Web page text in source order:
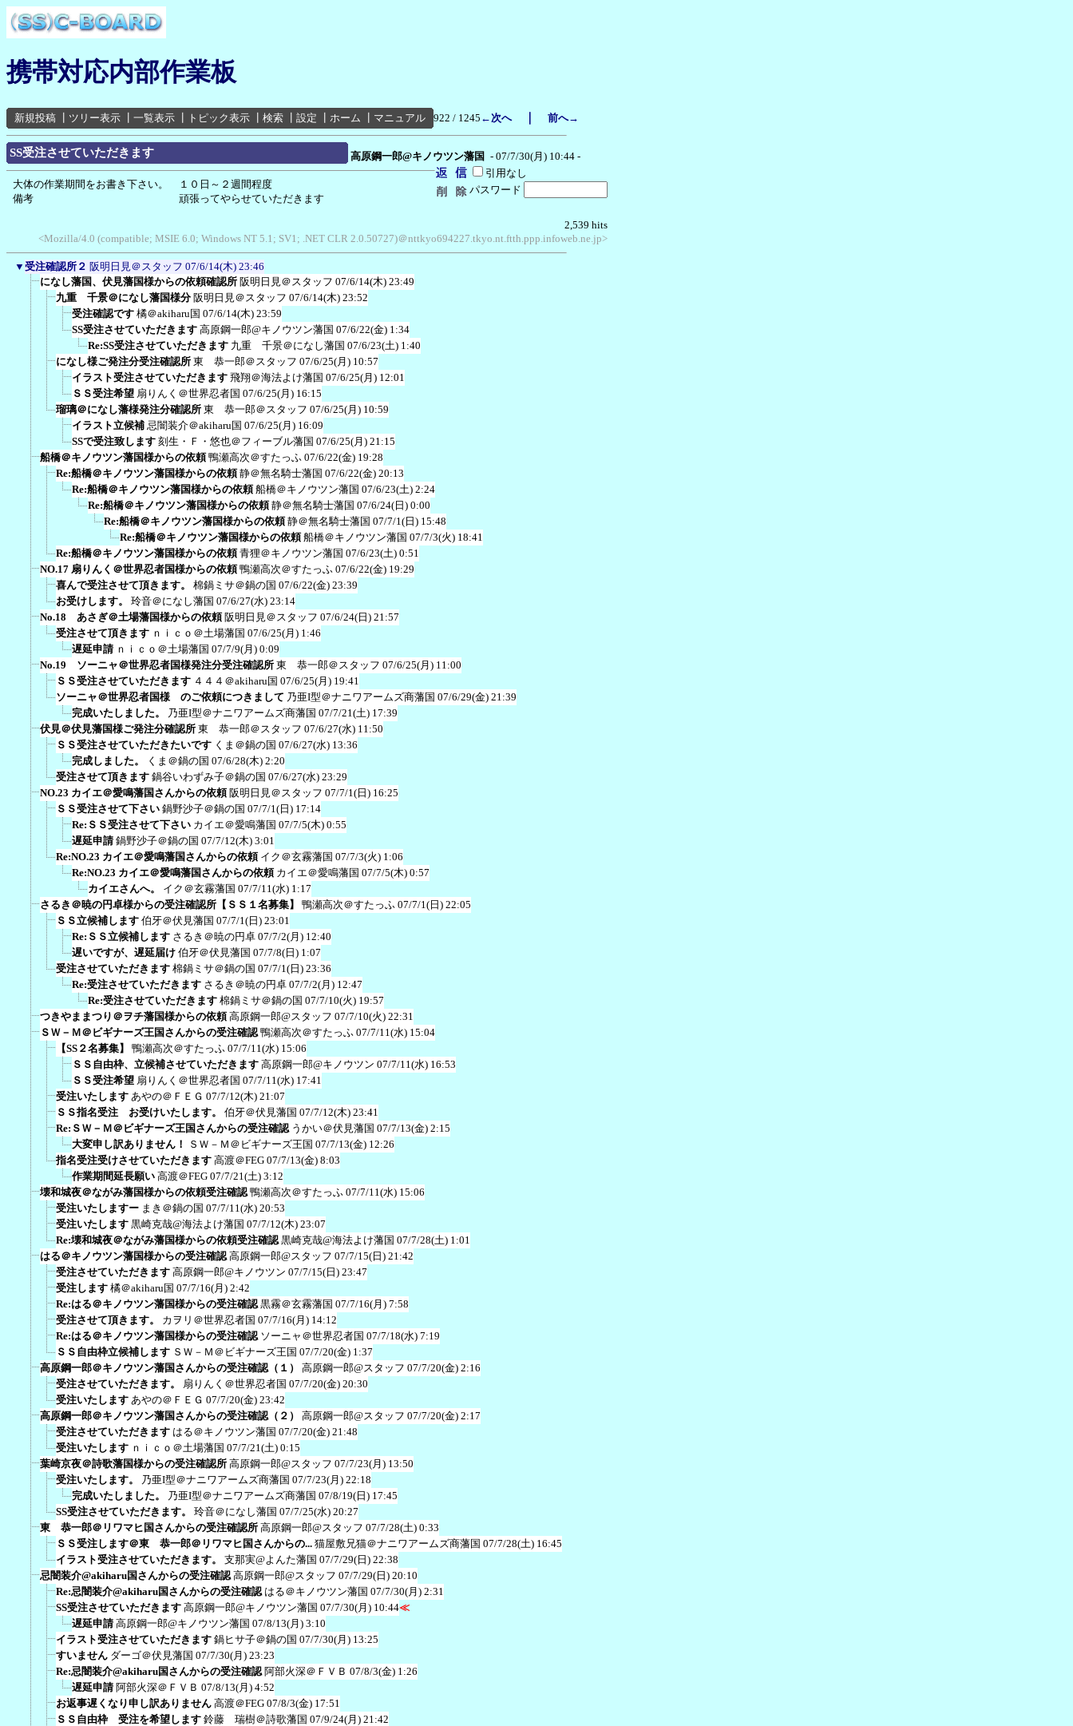
携帯対応内部作業板
新規投稿 ツリー表示 一覧表示 トピック表示 検索 設定 ホーム マニュアル 922 / 1245 ←次へ｜ 前へ→
SS受注させていただきます 高原鋼一郎@キノウツン藩国 - 07/7/30(月) 10:44 -
引用なし
パスワード
大体の作業期間をお書き下さい。 １０日～２週間程度
備考 頑張ってやらせていただきます
2,539 hits
<Mozilla/4.0 (compatible; MSIE 6.0; Windows NT 5.1; SV1; .NET CLR 2.0.50727)＠nttkyo694227.tkyo.nt.ftth.ppp.infoweb.ne.jp>
▼ 受注確認所２ 阪明日見＠スタッフ 07/6/14(木) 23:46
になし藩国、伏見藩国様からの依頼確認所 阪明日見＠スタッフ 07/6/14(木) 23:49
九重 千景＠になし藩国様分 阪明日見＠スタッフ 07/6/14(木) 23:52
受注確認です 橘＠akiharu国 07/6/14(木) 23:59
SS受注させていただきます 高原鋼一郎@キノウツン藩国 07/6/22(金) 1:34
Re:SS受注させていただきます 九重 千景＠になし藩国 07/6/23(土) 1:40
になし様ご発注分受注確認所 東 恭一郎＠スタッフ 07/6/25(月) 10:57
イラスト受注させていただきます 飛翔＠海法よけ藩国 07/6/25(月) 12:01
ＳＳ受注希望 扇りんく＠世界忍者国 07/6/25(月) 16:15
瑠璃＠になし藩様発注分確認所 東 恭一郎＠スタッフ 07/6/25(月) 10:59
イラスト立候補 忌闇装介＠akiharu国 07/6/25(月) 16:09
SSで受注致します 刻生・Ｆ・悠也＠フィーブル藩国 07/6/25(月) 21:15
船橋＠キノウツン藩国様からの依頼 鴨瀬高次＠すたっふ 07/6/22(金) 19:28
Re:船橋＠キノウツン藩国様からの依頼 静＠無名騎士藩国 07/6/22(金) 20:13
Re:船橋＠キノウツン藩国様からの依頼 船橋＠キノウツン藩国 07/6/23(土) 2:24
Re:船橋＠キノウツン藩国様からの依頼 静＠無名騎士藩国 07/6/24(日) 0:00
Re:船橋＠キノウツン藩国様からの依頼 静＠無名騎士藩国 07/7/1(日) 15:48
Re:船橋＠キノウツン藩国様からの依頼 船橋＠キノウツン藩国 07/7/3(火) 18:41
Re:船橋＠キノウツン藩国様からの依頼 青狸＠キノウツン藩国 07/6/23(土) 0:51
NO.17 扇りんく＠世界忍者国様からの依頼 鴨瀬高次＠すたっふ 07/6/22(金) 19:29
喜んで受注させて頂きます。
棉鍋ミサ＠鍋の国 07/6/22(金) 23:39
お受けします。
玲音＠になし藩国 07/6/27(水) 23:14
No.18 あさぎ＠土場藩国様からの依頼 阪明日見＠スタッフ 07/6/24(日) 21:57
受注させて頂きます ｎｉｃｏ＠土場藩国 07/6/25(月) 1:46
遅延申請 ｎｉｃｏ＠土場藩国 07/7/9(月) 0:09
No.19 ソーニャ＠世界忍者国様発注分受注確認所 東 恭一郎＠スタッフ 07/6/25(月) 11:00
ＳＳ受注させていただきます ４４４＠akiharu国 07/6/25(月) 19:41
ソーニャ＠世界忍者国様 のご依頼につきまして 乃亜I型＠ナニワアームズ商藩国 07/6/29(金) 21:39
完成いたしました。
乃亜I型＠ナニワアームズ商藩国 07/7/21(土) 17:39
伏見＠伏見藩国様ご発注分確認所 東 恭一郎＠スタッフ 07/6/27(水) 11:50
ＳＳ受注させていただきたいです くま＠鍋の国 07/6/27(水) 13:36
完成しました。
くま＠鍋の国 07/6/28(木) 2:20
受注させて頂きます 鍋谷いわずみ子＠鍋の国 07/6/27(水) 23:29
NO.23 カイエ＠愛鳴藩国さんからの依頼 阪明日見＠スタッフ 07/7/1(日) 16:25
ＳＳ受注させて下さい 鍋野沙子＠鍋の国 07/7/1(日) 17:14
Re:ＳＳ受注させて下さい カイエ＠愛鳴藩国 07/7/5(木) 0:55
遅延申請 鍋野沙子＠鍋の国 07/7/12(木) 3:01
Re:NO.23 カイエ＠愛鳴藩国さんからの依頼 イク＠玄霧藩国 07/7/3(火) 1:06
Re:NO.23 カイエ＠愛鳴藩国さんからの依頼 カイエ＠愛鳴藩国 07/7/5(木) 0:57
カイエさんへ。
イク＠玄霧藩国 07/7/11(水) 1:17
さるき＠暁の円卓様からの受注確認所【ＳＳ１名募集】
鴨瀬高次＠すたっふ 07/7/1(日) 22:05
ＳＳ立候補します 伯牙＠伏見藩国 07/7/1(日) 23:01
Re:ＳＳ立候補します さるき＠暁の円卓 07/7/2(月) 12:40
遅いですが、遅延届け 伯牙＠伏見藩国 07/7/8(日) 1:07
受注させていただきます 棉鍋ミサ＠鍋の国 07/7/1(日) 23:36
Re:受注させていただきます さるき＠暁の円卓 07/7/2(月) 12:47
Re:受注させていただきます 棉鍋ミサ＠鍋の国 07/7/10(火) 19:57
つきやままつり＠ヲチ藩国様からの依頼 高原鋼一郎@スタッフ 07/7/10(火) 22:31
ＳＷ－Ｍ＠ビギナーズ王国さんからの受注確認 鴨瀬高次＠すたっふ 07/7/11(水) 15:04
【SS２名募集】
鴨瀬高次＠すたっふ 07/7/11(水) 15:06
ＳＳ自由枠、立候補させていただきます 高原鋼一郎@キノウツン 07/7/11(水) 16:53
ＳＳ受注希望 扇りんく＠世界忍者国 07/7/11(水) 17:41
受注いたします あやの＠ＦＥＧ 07/7/12(木) 21:07
ＳＳ指名受注 お受けいたします。
伯牙＠伏見藩国 07/7/12(木) 23:41
Re:ＳＷ－Ｍ＠ビギナーズ王国さんからの受注確認 うかい＠伏見藩国 07/7/13(金) 2:15
大変申し訳ありません！
ＳＷ－Ｍ＠ビギナーズ王国 07/7/13(金) 12:26
指名受注受けさせていただきます 高渡＠FEG 07/7/13(金) 8:03
作業期間延長願い 高渡＠FEG 07/7/21(土) 3:12
壊和城夜＠ながみ藩国様からの依頼受注確認 鴨瀬高次＠すたっふ 07/7/11(水) 15:06
受注いたしますー まき＠鍋の国 07/7/11(水) 20:53
受注いたします 黒崎克哉@海法よけ藩国 07/7/12(木) 23:07
Re:壊和城夜＠ながみ藩国様からの依頼受注確認 黒崎克哉@海法よけ藩国 07/7/28(土) 1:01
はる＠キノウツン藩国様からの受注確認 高原鋼一郎@スタッフ 07/7/15(日) 21:42
受注させていただきます 高原鋼一郎@キノウツン 07/7/15(日) 23:47
受注します 橘＠akiharu国 07/7/16(月) 2:42
Re:はる＠キノウツン藩国様からの受注確認 黒霧＠玄霧藩国 07/7/16(月) 7:58
受注させて頂きます。
カヲリ＠世界忍者国 07/7/16(月) 14:12
Re:はる＠キノウツン藩国様からの受注確認 ソーニャ＠世界忍者国 07/7/18(水) 7:19
ＳＳ自由枠立候補します ＳＷ－Ｍ＠ビギナーズ王国 07/7/20(金) 1:37
高原鋼一郎＠キノウツン藩国さんからの受注確認（１）
高原鋼一郎@スタッフ 07/7/20(金) 2:16
受注させていただきます。
扇りんく＠世界忍者国 07/7/20(金) 20:30
受注いたします あやの＠ＦＥＧ 07/7/20(金) 23:42
高原鋼一郎＠キノウツン藩国さんからの受注確認（２）
高原鋼一郎@スタッフ 07/7/20(金) 2:17
受注させていただきます はる＠キノウツン藩国 07/7/20(金) 21:48
受注いたします ｎｉｃｏ＠土場藩国 07/7/21(土) 0:15
葉崎京夜＠詩歌藩国様からの受注確認所 高原鋼一郎@スタッフ 07/7/23(月) 13:50
受注いたします。
乃亜I型＠ナニワアームズ商藩国 07/7/23(月) 22:18
完成いたしました。
乃亜I型＠ナニワアームズ商藩国 07/8/19(日) 17:45
SS受注させていただきます。
玲音＠になし藩国 07/7/25(水) 20:27
東 恭一郎＠リワマヒ国さんからの受注確認所 高原鋼一郎@スタッフ 07/7/28(土) 0:33
ＳＳ受注します＠東 恭一郎＠リワマヒ国さんからの... 猫屋敷兄猫＠ナニワアームズ商藩国 07/7/28(土) 16:45
イラスト受注させていただきます。
支那実@よんた藩国 07/7/29(日) 22:38
忌闇装介@akiharu国さんからの受注確認 高原鋼一郎@スタッフ 07/7/29(日) 20:10
Re:忌闇装介@akiharu国さんからの受注確認 はる＠キノウツン藩国 07/7/30(月) 2:31
SS受注させていただきます 高原鋼一郎@キノウツン藩国 07/7/30(月) 10:44≪
遅延申請 高原鋼一郎@キノウツン藩国 07/8/13(月) 3:10
イラスト受注させていただきます 鍋ヒサ子＠鍋の国 07/7/30(月) 13:25
すいません ダーゴ＠伏見藩国 07/7/30(月) 23:23
Re:忌闇装介@akiharu国さんからの受注確認 阿部火深＠ＦＶＢ 07/8/3(金) 1:26
遅延申請 阿部火深＠ＦＶＢ 07/8/13(月) 4:52
お返事遅くなり申し訳ありません 高渡＠FEG 07/8/3(金) 17:51
ＳＳ自由枠 受注を希望します 鈴藤 瑞樹＠詩歌藩国 07/9/24(月) 21:42